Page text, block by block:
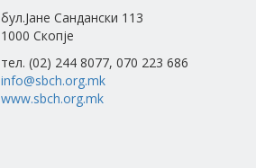
бул.Јане Сандански 113
1000 Скопје
тел. (02) 244 8077, 070 223 686
info@sbch.org.mk
www.sbch.org.mk